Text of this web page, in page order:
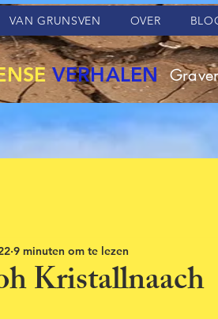
VAN GRUNSVEN OVER
VERHALEN
Kristallnaach
9 minuten om te lezen